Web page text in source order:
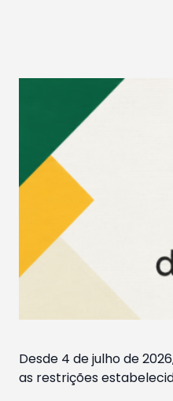
Desde 4 de julho de
as restrições